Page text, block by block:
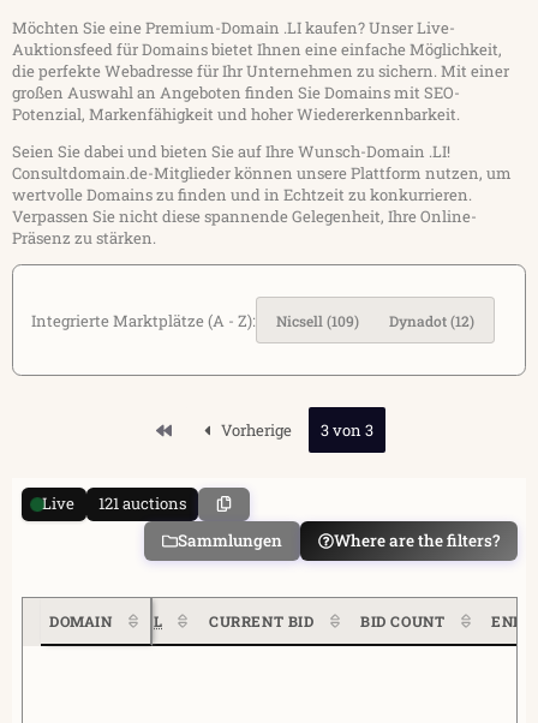
Möchten Sie eine Premium-Domain .LI kaufen? Unser Live-
Auktionsfeed für Domains bietet Ihnen eine einfache Möglichkeit,
die perfekte Webadresse für Ihr Unternehmen zu sichern. Mit einer
großen Auswahl an Angeboten finden Sie Domains mit SEO-
Potenzial, Markenfähigkeit und hoher Wiedererkennbarkeit.
Seien Sie dabei und bieten Sie auf Ihre Wunsch-Domain .LI!
Consultdomain.de-Mitglieder können unsere Plattform nutzen, um
wertvolle Domains zu finden und in Echtzeit zu konkurrieren.
Verpassen Sie nicht diese spannende Gelegenheit, Ihre Online-
Präsenz zu stärken.
Integrierte Marktplätze (A - Z): Nicsell (109) Dynadot(12)
Erste Vorherige 3 von 3
Live
121 auctions
Sammlungen
Where are the filters?
DOMAIN DL CURRENT BID BID COUNT END